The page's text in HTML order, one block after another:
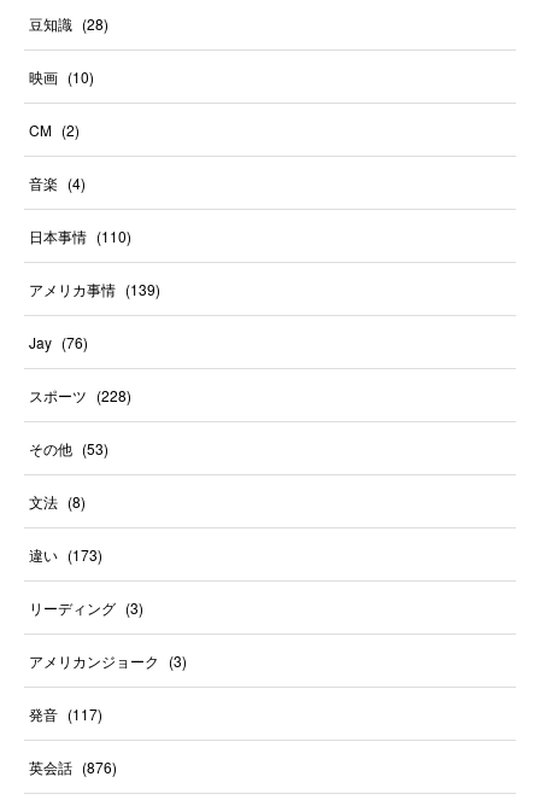
豆知識 (28)
映画 (10)
CM (2)
音楽 (4)
日本事情 (110)
アメリカ事情 (139)
Jay (76)
スポーツ (228)
その他 (53)
文法 (8)
違い (173)
リーディング (3)
アメリカンジョーク (3)
発音 (117)
英会話 (876)